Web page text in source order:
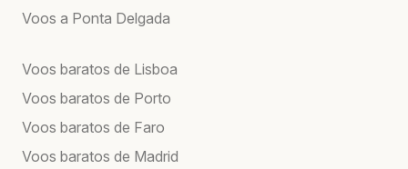
Voos a Ponta Delgada
Voos baratos de Lisboa
Voos baratos de Porto
Voos baratos de Faro
Voos baratos de Madrid